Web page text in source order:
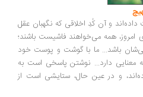
و آن کُدِ اخلاقی که نگهبان عقل
همه می‌خواهند فاشیست باشند؛
ما با گوشت و پوست خود
دارد... نوشتن پاسخی است به
و در عین حال، ستایشی است از